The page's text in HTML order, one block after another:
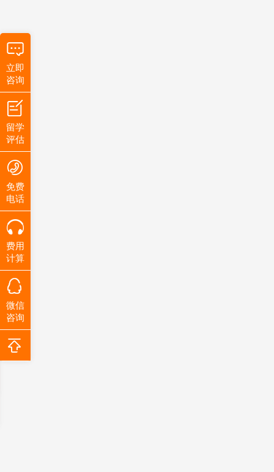
立即
咨询
留学
评估
免费
电话
费用
计算
微信
咨询